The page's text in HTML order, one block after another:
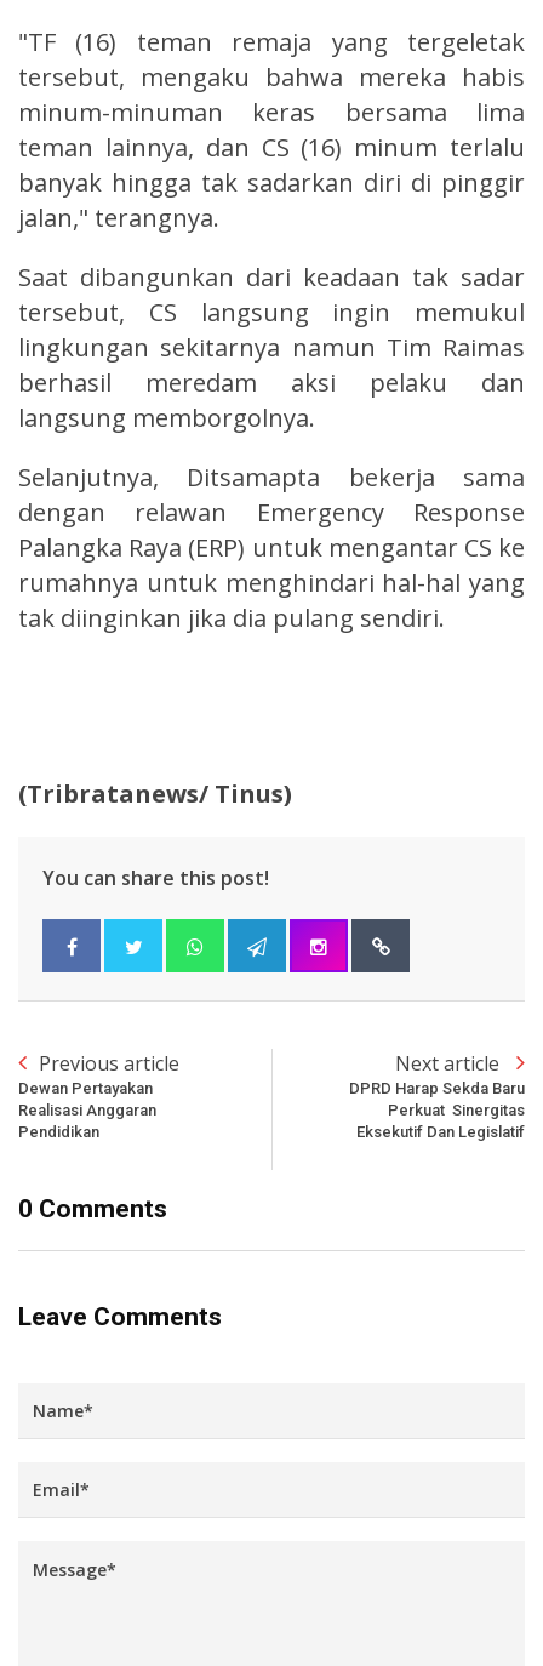
"TF (16) teman remaja yang tergeletak
tersebut, mengaku bahwa mereka habis
minum-minuman keras bersama lima
teman lainnya, dan CS (16) minum terlalu
banyak hingga tak sadarkan diri di pinggir
jalan," terangnya.
Saat dibangunkan dari keadaan tak sadar
tersebut, CS langsung ingin memukul
lingkungan sekitarnya namun Tim Raimas
berhasil meredam aksi pelaku dan
langsung memborgolnya.
Selanjutnya, Ditsamapta bekerja sama
dengan relawan Emergency Response
Palangka Raya (ERP) untuk mengantar CS ke
rumahnya untuk menghindari hal-hal yang
tak diinginkan jika dia pulang sendiri.
(Tribratanews/ Tinus)
You can share this post!
Previous article
Dewan Pertayakan
Realisasi Anggaran
Pendidikan
Next article
DPRD Harap Sekda Baru
Perkuat Sinergitas
Eksekutif Dan Legislatif
0 Comments
Leave Comments